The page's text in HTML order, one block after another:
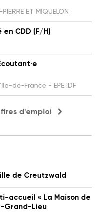
ET MIQUELON
CDD (F/H)
de-France - EPE IDF
d'emploi
de Creutzwald
accueil « La Maison de
Grand-Lieu